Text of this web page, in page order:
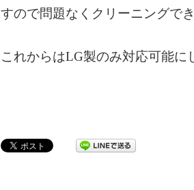
すので問題なくクリーニングで
これからはLG製のみ対応可能に